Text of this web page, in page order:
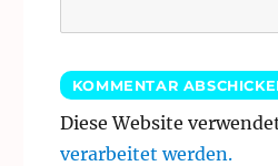
Diese Website
verarbeitet werden.